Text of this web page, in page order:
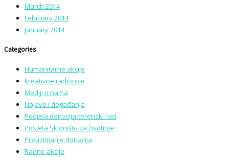
March 2014
February 2014
January 2014
Categories
Humanitarne akcije
kreativne radionice
Mediji o nama
Najave i događanja
Podjela donacija-terenski rad
Posjeta Skloništu za životinje
Preuzimanje donacija
Radne akcije